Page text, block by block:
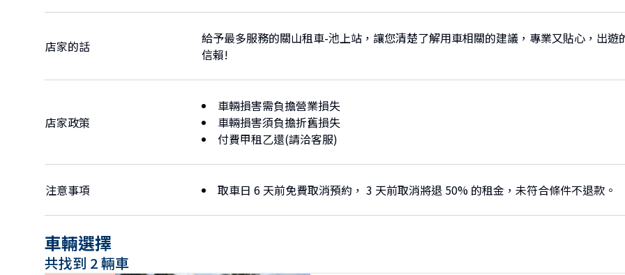
店家的話
給予最多服務的關山租車-池上站，讓您清楚了解用車相關的建議，專業又貼心，出遊
信賴!
店家政策
車輛損害需負擔營業損失
車輛損害須負擔折舊損失
付費甲租乙還(請洽客服)
注意事項 取車日 6 天前免費取消預約， 3 天前取消將退 50% 的租金，未符合條件不退款。
車輛選擇
共找到 2 輛車